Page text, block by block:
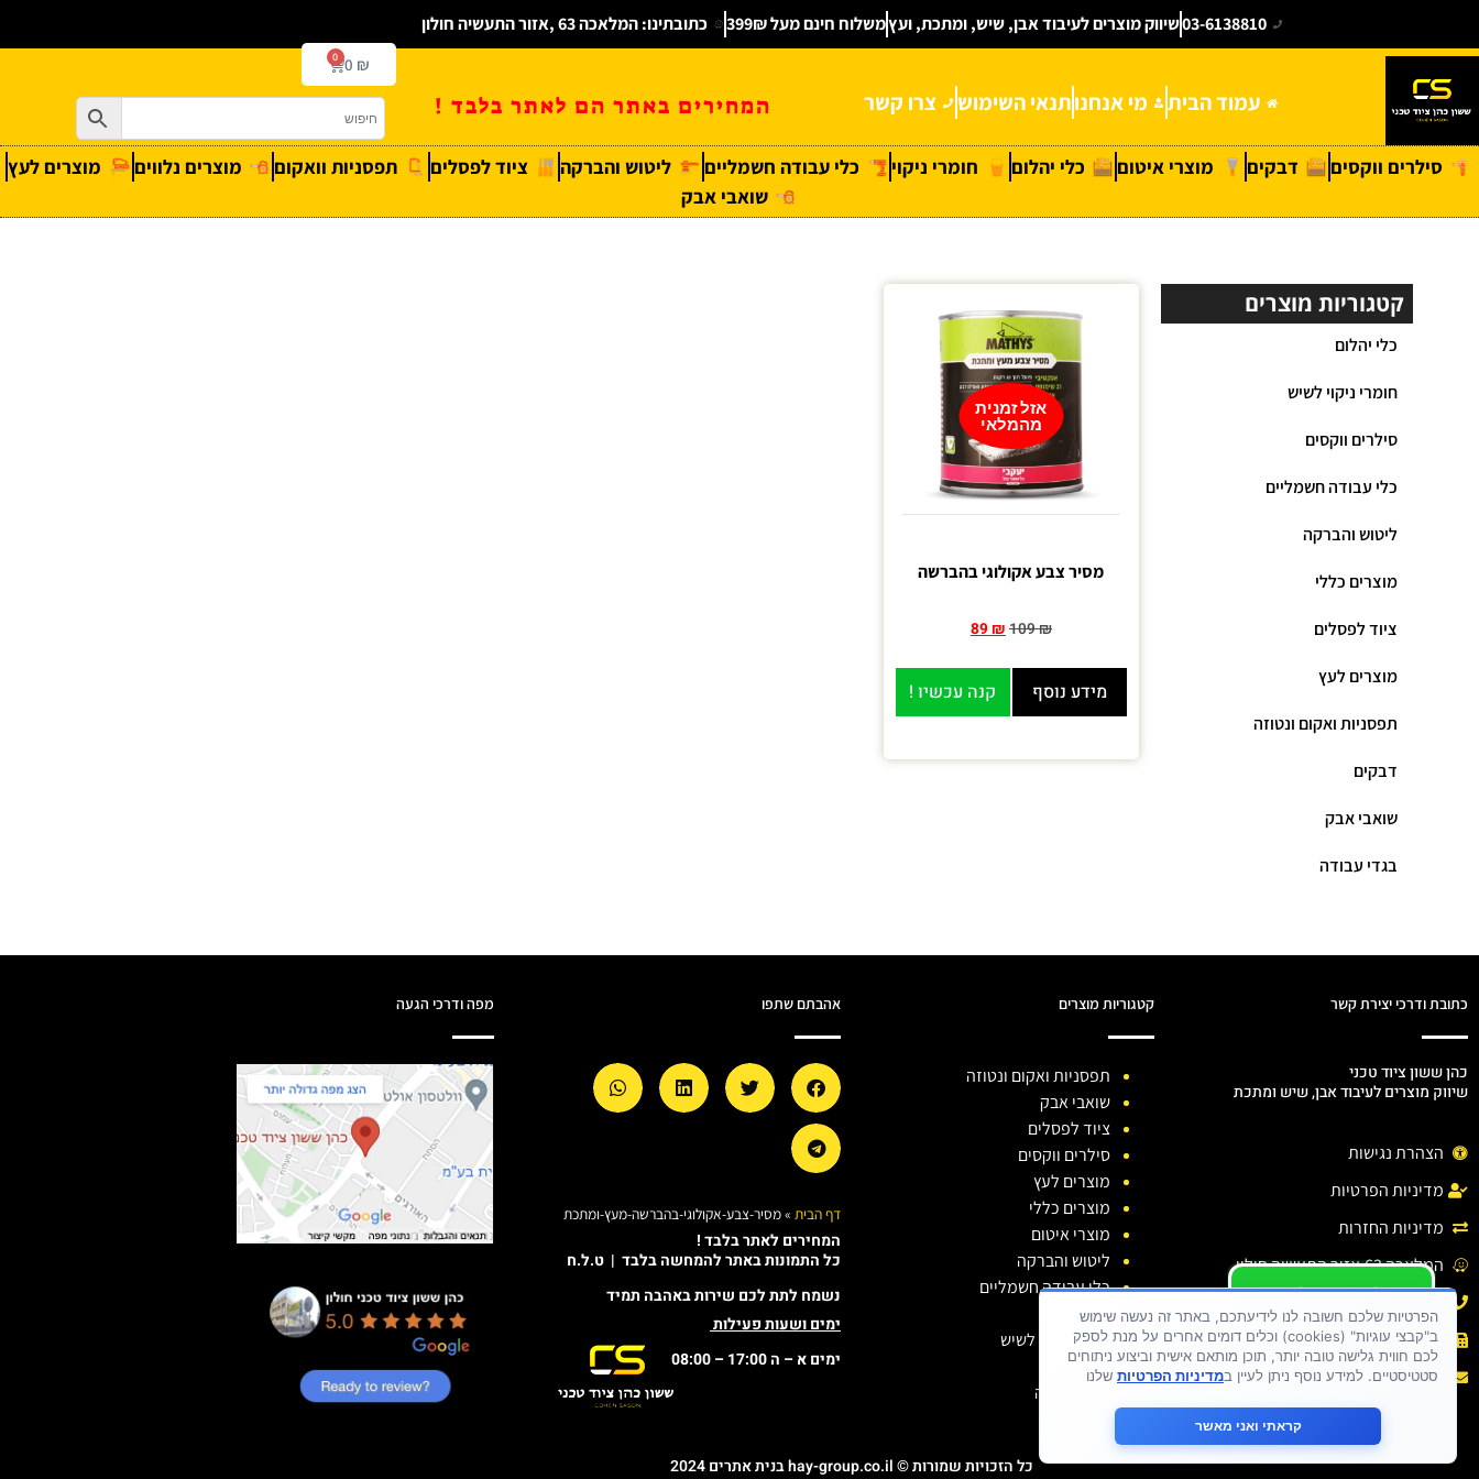
03-6138810שיווק מוצרים לעיבוד אבן, שיש, ומתכת, ועץמשלוח חינם מעל 399₪ כתובתינו: המלאכה 63 ,אזור התעשיה חולון
עמוד הבית מי אנחנותנאי השימוש צרו קשר המחירים באתר הם לאתר בלבד !
0 ₪
0
סילרים ווקסים דבקים מוצרי איטום כלי יהלום חומרי ניקוי כלי עבודה חשמליים ליטוש והברקה ציוד לפסלים תפסניות וואקום מוצרים נלווים
מוצרים לעץ
שואבי אבק
קטגוריות מוצרים
כלי יהלום
חומרי ניקוי לשיש
סילרים ווקסים
כלי עבודה חשמליים
ליטוש והברקה
מוצרים כללי
ציוד לפסלים
מוצרים לעץ
תפסניות ואקום ונטוזה
דבקים
שואבי אבק
בגדי עבודה
אזל זמנית
מהמלאי
מסיר צבע אקולוגי בהברשה
109₪
89₪
מידע נוסף קנה עכשיו !
כתובת ודרכי יצירת קשר
כהן ששון ציוד טכני
שיווק מוצרים לעיבוד אבן, שיש ומתכת
הצהרת נגישות
מדיניות הפרטיות
מדיניות החזרות
המלאכה 63,אזור התעשיה חולון.
פקס : 03-6138810
אימייל :sason.cohen26@gmail.com
קטגוריות מוצרים
תפסניות ואקום ונטוזה
שואבי אבק
ציוד לפסלים
סילרים ווקסים
מוצרים לעץ
מוצרים כללי
מוצרי איטום
ליטוש והברקה
כלי עבודה חשמליים
כלי יהלום
חומרי ניקוי לשיש
דבקים
בגדי עבודה
אהבתם שתפו
דף הבית »מסיר-צבע-אקולוגי-בהברשה-מעץ-ומתכת
המחירים לאתר בלבד !
כל התמונות באתר להמחשה בלבד | ט.ל.ח
נשמח לתת לכם שירות באהבה תמיד
ימים ושעות פעילות
ימים א – ה 17:00 – 08:00
מפה ודרכי הגעה
יש לכם שאלה ?
יש לכם בעיה ?
כתבו לנו
כל הזכויות שמורות © hay-group.co.il בנית אתרים 2024
הפרטיות שלכם חשובה לנו לידיעתכם, באתר זה נעשה שימוש
ב"קבצי עוגיות" (cookies) וכלים דומים אחרים על מנת לספק
לכם חווית גלישה טובה יותר, תוכן מותאם אישית וביצוע ניתוחים
סטטיסטיים. למידע נוסף ניתן לעיין במדיניות הפרטיות שלנו
קראתי ואני מאשר